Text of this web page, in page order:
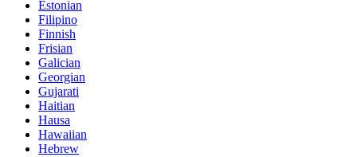
Estonian
Filipino
Finnish
Frisian
Galician
Georgian
Gujarati
Haitian
Hausa
Hawaiian
Hebrew